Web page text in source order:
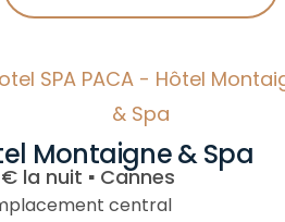
Montaigne & Spa
la nuit ▪︎ Cannes
central